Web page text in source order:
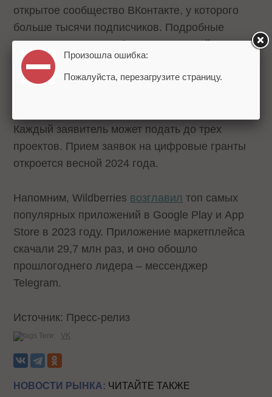
открытое сообщество ВКонтакте, у которого
больше тысячи подписчиков. Подробные
правила участия опубликованы на сайтеVK
Гранты
.
Каждый заявитель может подать до трех
проектов. Прием заявок на цифровые гранты
откроется весной 2024 года.
Напомним, Wildberries возглавил топ самых
популярных приложений в Google Play и App
Store в 2023 году. Приложение маркетплейса
скачали 29,7 млн раз, и оно обошло
прошлогоднего лидера – мессенджер
Telegram.
Источник: Пресс-релиз
Теги: VK
НОВОСТИ РЫНКА: ЧИТАЙТЕ ТАКЖЕ
Произошла ошибка:
Пожалуйста, перезагрузите страницу.